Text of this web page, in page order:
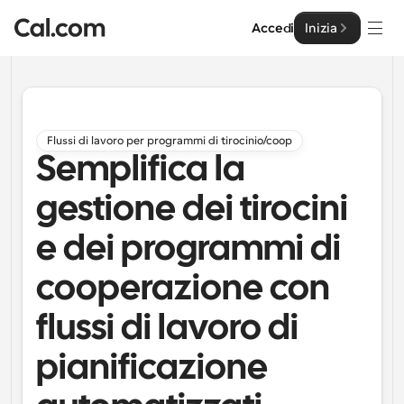
Accedi Inizia
Soluzioni
Per dimensione del team
Per individui
Pianificazione personale semplificata
Per Team
Pianificazione collaborativa per gruppi
Per sviluppatori
Caratteristiche potenti e integrazioni
Impresa
Sviluppatore
Documentazione per Sviluppatori
Risorse
API
Crea le tue integrazioni personalizzate con la nostra
Cal.ai
Prezzo
Flussi di lavoro per programmi di tirocinio/coop
Semplifica la
gestione dei tirocini
e dei programmi di
cooperazione con
flussi di lavoro di
pianificazione